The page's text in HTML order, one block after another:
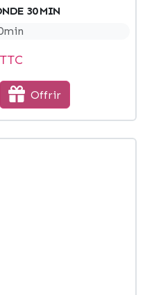
30 MIN
Offrir